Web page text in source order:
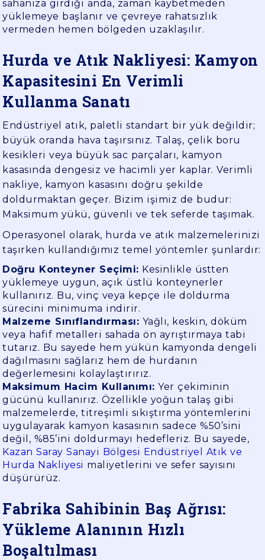
sahanıza girdiği anda, zaman kaybetmeden
yüklemeye başlanır ve çevreye rahatsızlık
vermeden hemen bölgeden uzaklaşılır.
Hurda ve Atık Nakliyesi: Kamyon
Kapasitesini En Verimli
Kullanma Sanatı
Endüstriyel atık, paletli standart bir yük değildir;
büyük oranda hava taşırsınız. Talaş, çelik boru
kesikleri veya büyük sac parçaları, kamyon
kasasında dengesiz ve hacimli yer kaplar. Verimli
nakliye, kamyon kasasını doğru şekilde
doldurmaktan geçer. Bizim işimiz de budur:
Maksimum yükü, güvenli ve tek seferde taşımak.
Operasyonel olarak, hurda ve atık malzemelerinizi
taşırken kullandığımız temel yöntemler şunlardır:
Doğru Konteyner Seçimi: Kesinlikle üstten
yüklemeye uygun, açık üstlü konteynerler
kullanırız. Bu, vinç veya kepçe ile doldurma
sürecini minimuma indirir.
Malzeme Sınıflandırması: Yağlı, keskin, döküm
veya hafif metalleri sahada ön ayrıştırmaya tabi
tutarız. Bu sayede hem yükün kamyonda dengeli
dağılmasını sağlarız hem de hurdanın
değerlemesini kolaylaştırırız.
Maksimum Hacim Kullanımı: Yer çekiminin
gücünü kullanırız. Özellikle yoğun talaş gibi
malzemelerde, titreşimli sıkıştırma yöntemlerini
uygulayarak kamyon kasasının sadece %50’sini
değil, %85’ini doldurmayı hedefleriz. Bu sayede,
Kazan Saray Sanayi Bölgesi Endüstriyel Atık ve
Hurda Nakliyesi maliyetlerini ve sefer sayısını
düşürürüz.
Fabrika Sahibinin Baş Ağrısı:
Yükleme Alanının Hızlı
Boşaltılması